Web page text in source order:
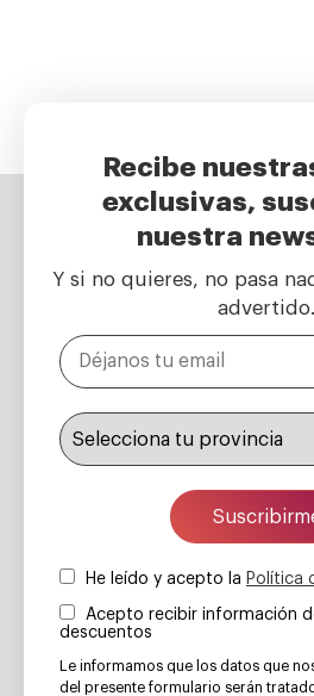
Recibe
exclusivas,
nuestra
Y si no quieres, no pasa
advertido.
He leído y acepto la Política
Acepto recibir información
descuentos
Le informamos que los datos que
del presente formulario serán